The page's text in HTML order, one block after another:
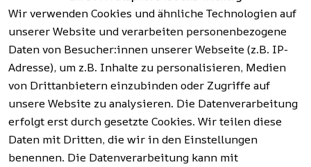
Wir verwenden Cookies und ähnliche Technologien auf
unserer Website und verarbeiten personenbezogene
Daten von Besucher:innen unserer Webseite (z.B. IP-
Adresse), um z.B. Inhalte zu personalisieren, Medien
von Drittanbietern einzubinden oder Zugriffe auf
unsere Website zu analysieren. Die Datenverarbeitung
erfolgt erst durch gesetzte Cookies. Wir teilen diese
Daten mit Dritten, die wir in den Einstellungen
benennen. Die Datenverarbeitung kann mit
el rund um
Werkzeuge,
Garten,
Haushalt
und mehr.
Vertrag
widerrufen
Widerrufsrech
t
Hinweise zur
Batterieentso
rgung
Sicherhei
t
Häufige
Fragen
(FAQ)